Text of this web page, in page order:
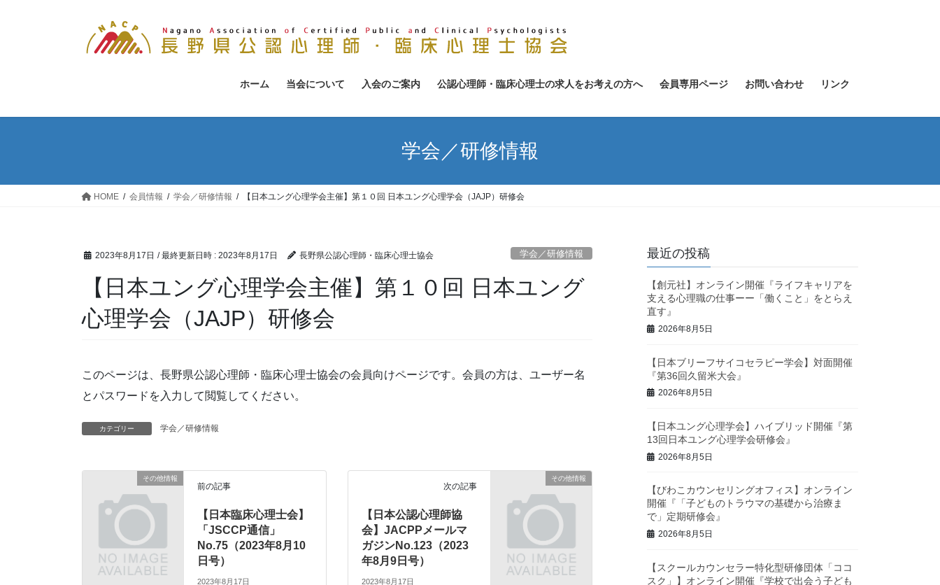
ホーム 当会について 入会のご案内 公認心理師・臨床心理士の求人をお考えの方へ 会員専用ページ お問い合わせ リンク
学会／研修情報
HOME 会員情報 学会／研修情報 【日本ユング心理学会主催】第１０回 日本ユング心理学会（JAJP）研修会
2023年8月17日 / 最終更新日時 : 2023年8月17日 長野県公認心理師・臨床心理士協会 学会／研修情報
【日本ユング心理学会主催】第１０回 日本ユング
心理学会（JAJP）研修会
このページは、長野県公認心理師・臨床心理士協会の会員向けページです。会員の方は、ユーザー名
とパスワードを入力して閲覧してください。
カテゴリー 学会／研修情報
その他情報
前の記事
【日本臨床心理士会】
「JSCCP通信」
No.75（2023年8月10
日号）
2023年8月17日
その他情報
次の記事
【日本公認心理師協
会】JACPPメールマ
ガジンNo.123（2023
年8月9日号）
2023年8月17日
最近の投稿
【創元社】オンライン開催『ライフキャリアを
支える心理職の仕事ーー「働くこと」をとらえ
直す』
2026年8月5日
【日本ブリーフサイコセラピー学会】対面開催
『第36回久留米大会』
2026年8月5日
【日本ユング心理学会】ハイブリッド開催『第
13回日本ユング心理学会研修会』
2026年8月5日
【びわこカウンセリングオフィス】オンライン
開催『「子どものトラウマの基礎から治療ま
で」定期研修会』
2026年8月5日
【スクールカウンセラー特化型研修団体「ココ
スク」】オンライン開催『学校で出会う子ども